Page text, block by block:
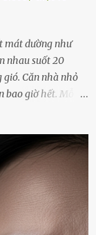
mát dường như
nhau suốt 20
gió. Căn nhà nhỏ
giờ hết. Mỗi
gì ngoài việc
cho phép tôi mãi
người thân
Và hôm nay là
xa tôi mãi
quyết định lên